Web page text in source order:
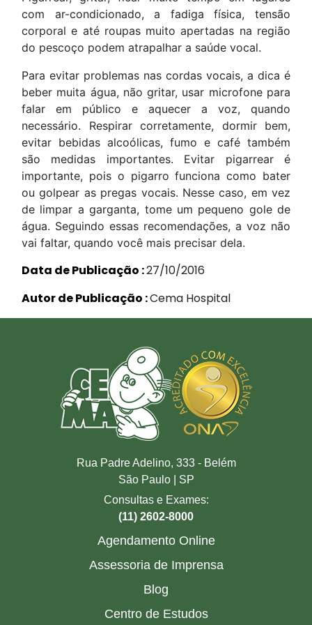
com ar-condicionado, a fadiga física, tensão
corporal e até roupas muito apertadas na região
do pescoço podem atrapalhar a saúde vocal.
Para evitar problemas nas cordas vocais, a dica é
beber muita água, não gritar, usar microfone para
falar em público e aquecer a voz, quando
necessário. Respirar corretamente, dormir bem,
evitar bebidas alcoólicas, fumo e café também
são medidas importantes. Evitar pigarrear é
importante, pois o pigarro funciona como bater
ou golpear as pregas vocais. Nesse caso, em vez
de limpar a garganta, tome um pequeno gole de
água. Seguindo essas recomendações, a voz não
vai faltar, quando você mais precisar dela.
Data de Publicação :27/10/2016
Autor de Publicação :Cema Hospital
Rua Padre Adelino, 333 - Belém
São Paulo | SP
Consultas e Exames:
(11) 2602-8000
Agendamento Online
Assessoria de Imprensa
Blog
Centro de Estudos